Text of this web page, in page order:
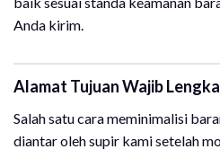
Anda kirim.
Alamat Tujuan Wajib
Salah satu cara meminimalisi
diantar oleh supir kami setelah